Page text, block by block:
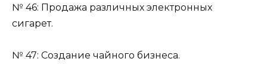
№ 46: Продажа различных электронных
сигарет.
№ 47: Создание чайного бизнеса.